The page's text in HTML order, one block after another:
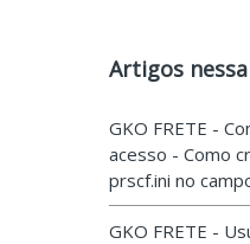
Artigos
GKO FRETE -
acesso - Como
prscf.ini no
GKO FRETE -